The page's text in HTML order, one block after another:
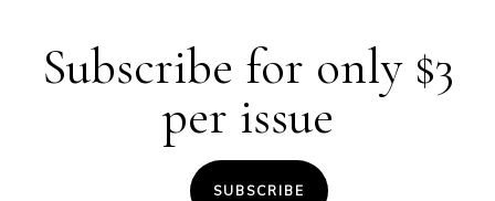
Subscribe for only $3
per issue
SUBSCRIBE